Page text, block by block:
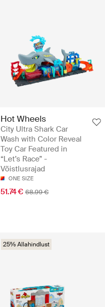
Hot Wheels
City Ultra Shark Car
Wash with Color Reveal
Toy Car Featured in
“Let’s Race” -
Võistlusrajad
ONE SIZE
51.74 € 68.99 €
25% Allahindlust